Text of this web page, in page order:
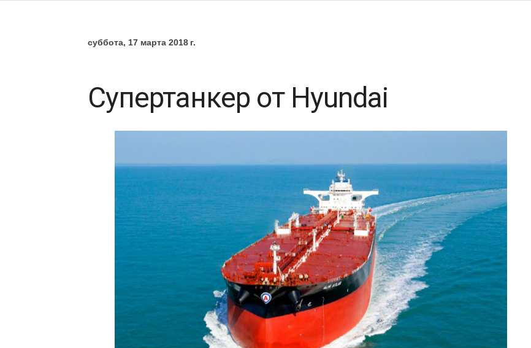
суббота, 17 марта 2018 г.
Супертанкер от Hyundai